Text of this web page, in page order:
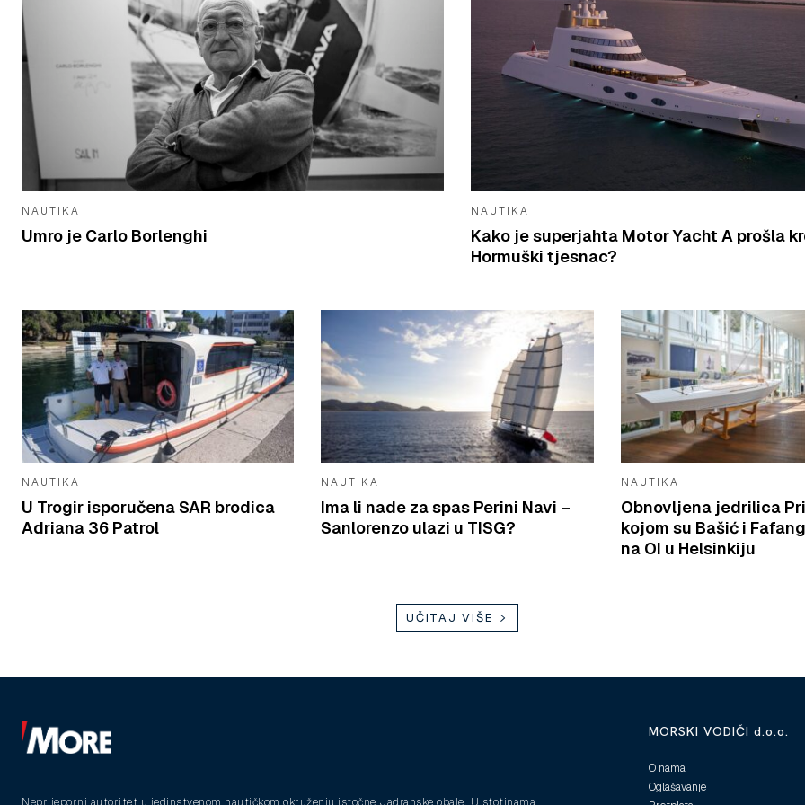
NAUTIKA
Umro je Carlo Borlenghi
NAUTIKA
Kako je superjahta Motor Yacht A prošla
Hormuški tjesnac?
NAUTIKA
U Trogir isporučena SAR brodica
Adriana 36 Patrol
NAUTIKA
Ima li nade za spas Perini Navi –
Sanlorenzo ulazi u TISG?
NAUTIKA
Obnovljena jedrilica
kojom su Bašić i
na OI u Helsinkiju
UČITAJ VIŠE
Neprijeporni autoritet u jedinstvenom nautičkom okruženju istočne Jadranske obale. U stotinama
MORSKI VODIČI d.o.o.
O nama
Oglašavanje